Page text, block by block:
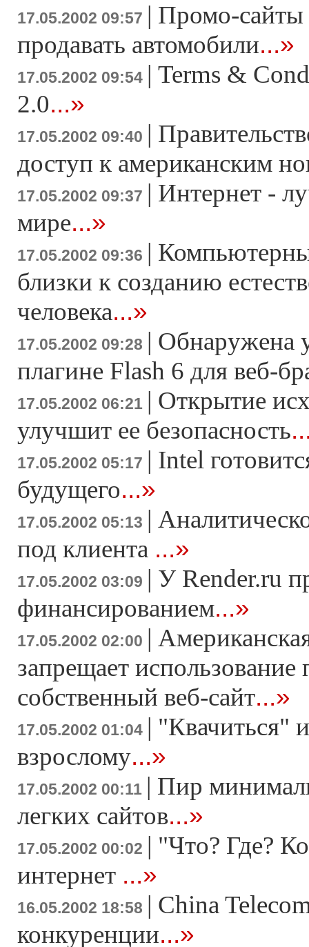
17.05.2002 09:57 | Промо-
продавать автомобили...»
17.05.2002 09:54 | Terms &
2.0...»
17.05.2002 09:40 |
доступ к американским
17.05.2002 09:37 | Интернет -
мире...»
17.05.2002 09:36 |
близки к созданию
человека...»
17.05.2002 09:28 | Обнаружена
плагине Flash 6 для веб-
17.05.2002 06:21 | Открытие
улучшит ее безопасность
17.05.2002 05:17 | Intel
будущего...»
17.05.2002 05:13 |
под клиента ...»
17.05.2002 03:09 | У Render.ru
финансированием...»
17.05.2002 02:00 |
запрещает
собственный веб-сайт...»
17.05.2002 01:04 | "Квачиться"
взрослому...»
17.05.2002 00:11 | Пир
легких сайтов...»
17.05.2002 00:02 | "Что? Где?
интернет ...»
16.05.2002 18:58 | China
конкуренции...»